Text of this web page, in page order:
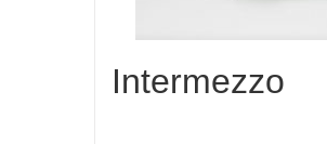
Intermezzo